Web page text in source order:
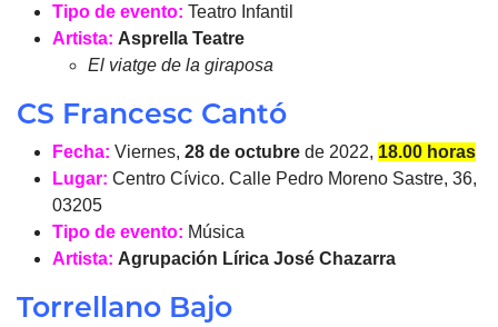
Tipo de evento: Teatro Infantil
Artista: Asprella Teatre
El viatge de la giraposa
CS Francesc Cantó
Fecha: Viernes, 28 de octubre de 2022, 18.00 horas
Lugar: Centro Cívico. Calle Pedro Moreno Sastre, 36,
03205
Tipo de evento: Música
Artista: Agrupación Lírica José Chazarra
Torrellano Bajo